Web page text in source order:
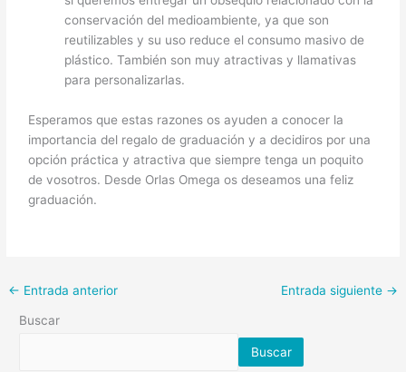
conservación del medioambiente, ya que son
reutilizables y su uso reduce el consumo masivo de
plástico. También son muy atractivas y llamativas
para personalizarlas.
Esperamos que estas razones os ayuden a conocer la
importancia del regalo de graduación y a decidiros por una
opción práctica y atractiva que siempre tenga un poquito
de vosotros. Desde Orlas Omega os deseamos una feliz
graduación.
← Entrada anterior Entrada siguiente →
Buscar
Buscar